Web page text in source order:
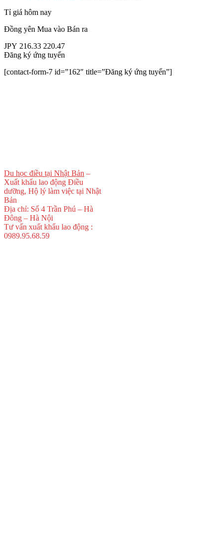
Tỉ giá hôm nay
Đồng yên Mua vào Bán ra
JPY 216.33 220.47
Đăng ký ứng tuyển
[contact-form-7 id=”162″ title=”Đăng ký ứng tuyển”]
Du học điều tại Nhật Bản –
Xuất khẩu lao động Điều
dưỡng, Hộ lý làm việc tại Nhật
Bản
Địa chỉ: Số 4 Trần Phú – Hà
Đông – Hà Nội
Tư vấn xuất khẩu lao động :
0989.95.68.59